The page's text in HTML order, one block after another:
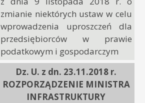
zmianie niektórych ustaw w celu
wprowadzenia uproszczeń dla
przedsiębiorców w prawie
podatkowym i gospodarczym
Dz. U. z dn. 23.11.2018 r.
ROZPORZĄDZENIE MINISTRA
INFRASTRUKTURY